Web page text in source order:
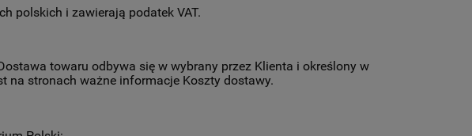
polskich i zawierają podatek VAT.
towaru odbywa się w wybrany przez Klienta i określony w
na stronach ważne informacje Koszty dostawy.